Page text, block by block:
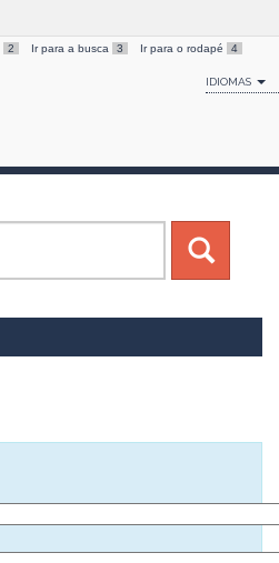
2 Ir para a busca 3 Ir para o rodapé 4
IDIOMAS